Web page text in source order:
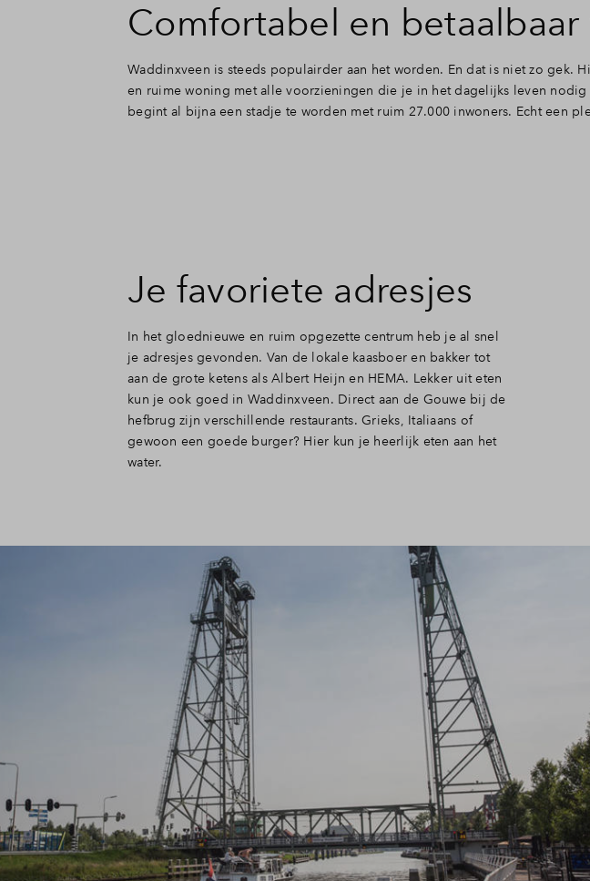
Koopstart - doorverkoop of afkoop
Veelgestelde vragen
Comfortabel en betaalbaar
Waddinxveen is steeds populairder aan het worden. En dat is niet zo gek.
en ruime woning met alle voorzieningen die je in het dagelijks leven
begint al bijna een stadje te worden met ruim 27.000 inwoners. Echt een
Je favoriete adresjes
In het gloednieuwe en ruim opgezette centrum heb je al snel
je adresjes gevonden. Van de lokale kaasboer en bakker tot
aan de grote ketens als Albert Heijn en HEMA. Lekker uit eten
kun je ook goed in Waddinxveen. Direct aan de Gouwe bij de
hefbrug zijn verschillende restaurants. Grieks, Italiaans of
gewoon een goede burger? Hier kun je heerlijk eten aan het
water.